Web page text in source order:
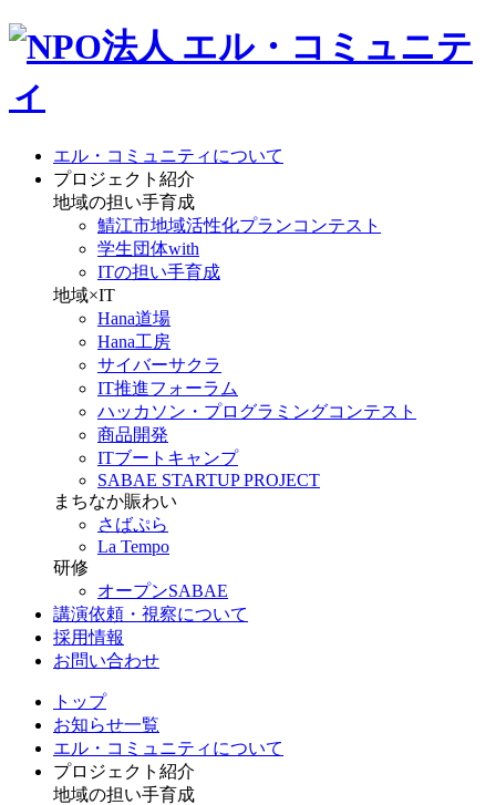
エル・コミュニティについて
プロジェクト紹介
地域の担い手育成
鯖江市地域活性化プランコンテスト
学生団体with
ITの担い手育成
地域×IT
Hana道場
Hana工房
サイバーサクラ
IT推進フォーラム
ハッカソン・プログラミングコンテスト
商品開発
ITブートキャンプ
SABAE STARTUP PROJECT
まちなか賑わい
さばぷら
La Tempo
研修
オープンSABAE
講演依頼・視察について
採用情報
お問い合わせ
トップ
お知らせ一覧
エル・コミュニティについて
プロジェクト紹介
地域の担い手育成